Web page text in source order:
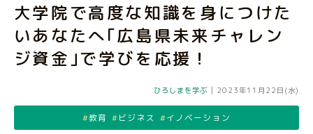
大学院で高度な知識を身につけた
いあなたへ｢広島県未来チャレン
ジ資金｣で学びを応援！
ひろしまを学ぶ | 2023年11月22日(水)
教育 ビジネス イノベーション